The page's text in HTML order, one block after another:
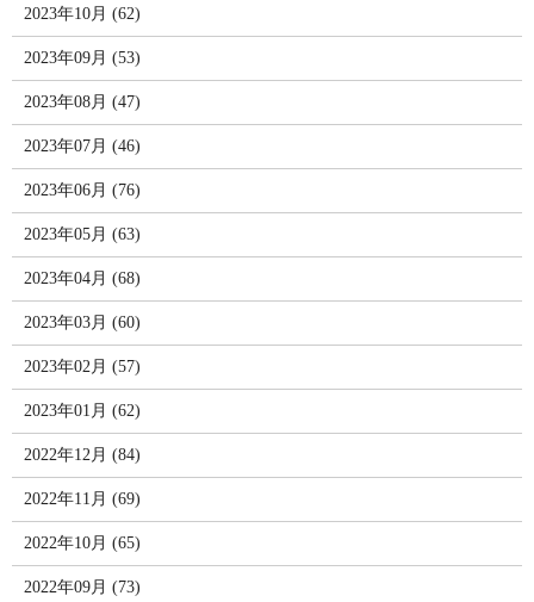
2023年10月 (62)
2023年09月 (53)
2023年08月 (47)
2023年07月 (46)
2023年06月 (76)
2023年05月 (63)
2023年04月 (68)
2023年03月 (60)
2023年02月 (57)
2023年01月 (62)
2022年12月 (84)
2022年11月 (69)
2022年10月 (65)
2022年09月 (73)